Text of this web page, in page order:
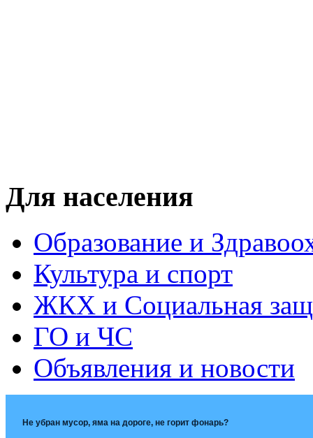
Для населения
Образование и
Культура и спорт
ЖКХ и Социальная
ГО и ЧС
Объявления и новости
Не убран мусор, яма на дороге, не горит фонарь?